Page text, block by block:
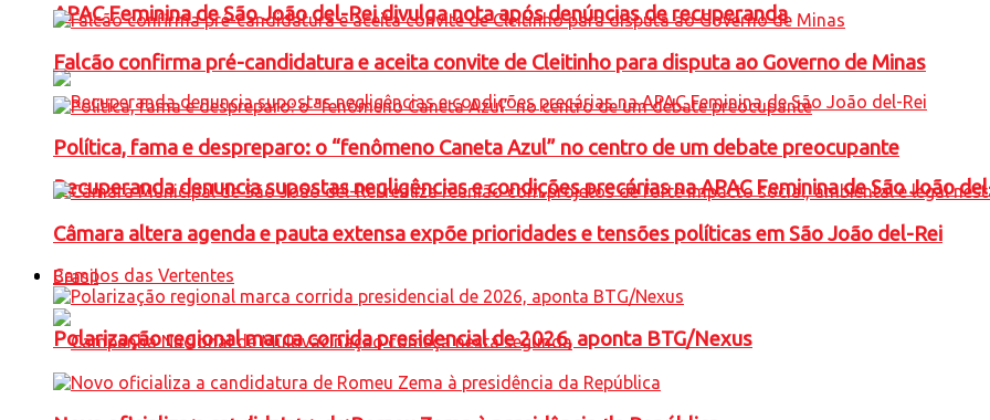
APAC Feminina de São João del-Rei divulga nota após denúncias de recuperanda
Recuperanda denuncia supostas negligências e condições precárias na APAC Feminina de São João
Campos das Vertentes
Falcão confirma pré-candidatura e aceita convite de Cleitinho para disputa ao Governo de Minas
Política, fama e despreparo: o “fenômeno Caneta Azul” no centro de um debate preocupante
Câmara altera agenda e pauta extensa expõe prioridades e tensões políticas em São João del-Rei
Brasil
Polarização regional marca corrida presidencial de 2026, aponta BTG/Nexus